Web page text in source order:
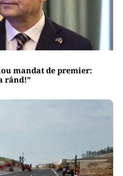
mandat de premier:
rând!”